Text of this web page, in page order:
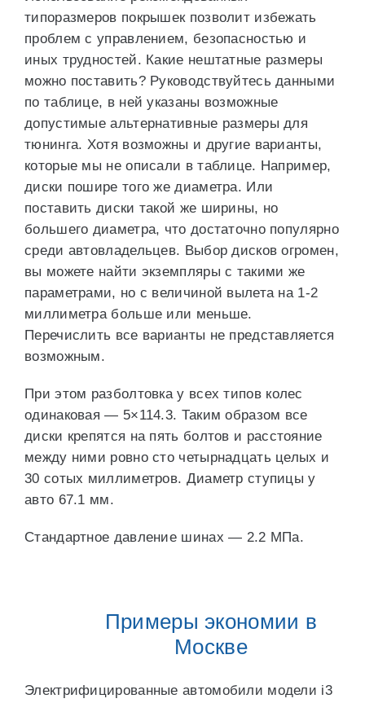
типоразмеров покрышек позволит избежать
проблем с управлением, безопасностью и
иных трудностей. Какие нештатные размеры
можно поставить? Руководствуйтесь данными
по таблице, в ней указаны возможные
допустимые альтернативные размеры для
тюнинга. Хотя возможны и другие варианты,
которые мы не описали в таблице. Например,
диски пошире того же диаметра. Или
поставить диски такой же ширины, но
большего диаметра, что достаточно популярно
среди автовладельцев. Выбор дисков огромен,
вы можете найти экземпляры с такими же
параметрами, но с величиной вылета на 1-2
миллиметра больше или меньше.
Перечислить все варианты не представляется
возможным.
При этом разболтовка у всех типов колес
одинаковая — 5×114.3. Таким образом все
диски крепятся на пять болтов и расстояние
между ними ровно сто четырнадцать целых и
30 сотых миллиметров. Диаметр ступицы у
авто 67.1 мм.
Стандартное давление шинах — 2.2 МПа.
Примеры экономии в
Москве
Электрифицированные автомобили модели i3